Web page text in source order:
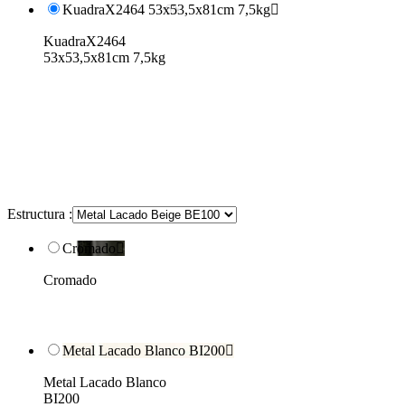
KuadraX2464 53x53,5x81cm 7,5kg
KuadraX2464
53x53,5x81cm 7,5kg
Estructura :
Cromado 
Cromado
Metal Lacado Blanco BI200
Metal Lacado Blanco
BI200